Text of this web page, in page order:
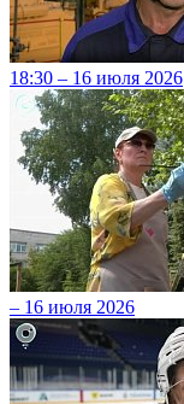
18:30 – 16 июля 2026
– 16 июля 2026